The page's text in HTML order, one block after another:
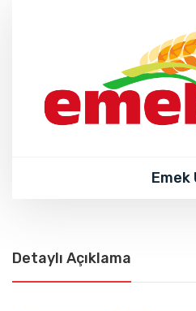
Emek
Detaylı Açıklama